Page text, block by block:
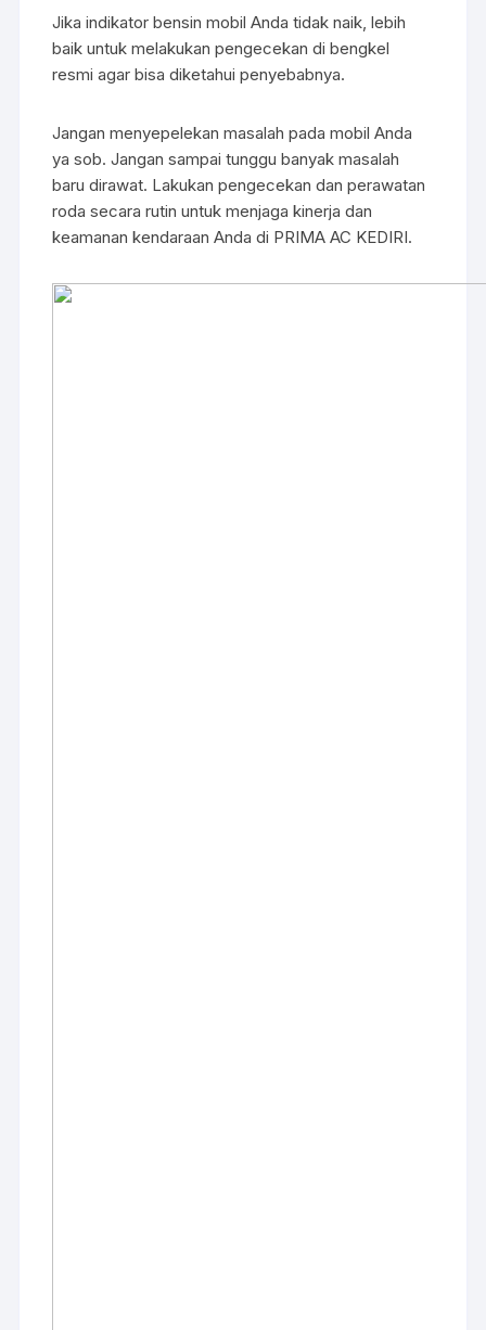
Jika indikator bensin mobil Anda tidak naik, lebih
baik untuk melakukan pengecekan di bengkel
resmi agar bisa diketahui penyebabnya.
Jangan menyepelekan masalah pada mobil Anda
ya sob. Jangan sampai tunggu banyak masalah
baru dirawat. Lakukan pengecekan dan perawatan
roda secara rutin untuk menjaga kinerja dan
keamanan kendaraan Anda di PRIMA AC KEDIRI.